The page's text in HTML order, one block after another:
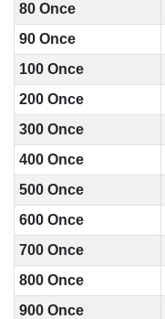
80 Once
90 Once
100 Once
200 Once
300 Once
400 Once
500 Once
600 Once
700 Once
800 Once
900 Once